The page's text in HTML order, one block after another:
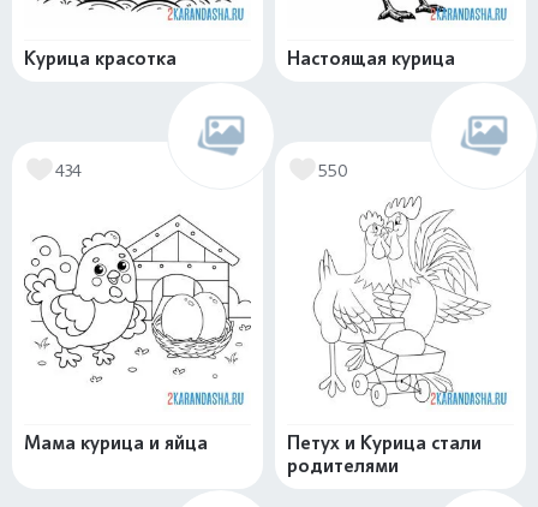
Курица красотка Настоящая курица
434
Мама курица и яйца
550
Петух и Курица стали
родителями